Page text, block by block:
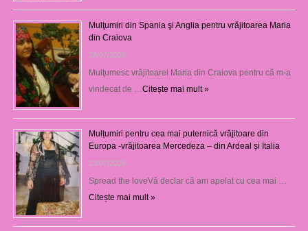
Mulţumiri din Spania şi Anglia pentru vrăjitoarea Maria
din Craiova
28/07/2026
Mulţumesc vrăjitoarei Maria din Craiova pentru că m-a
vindecat de …Citește mai mult »
Mulțumiri pentru cea mai puternică vrăjitoare din
Europa -vrăjitoarea Mercedeza – din Ardeal și Italia
23/07/2026
Spread the loveVă declar că am apelat cu cea mai …
Citește mai mult »